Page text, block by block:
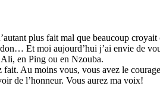
plus fait mal que beaucoup croyait
Et moi aujourd’hui j’ai envie de
en Ping ou en Nzouba.
Au moins vous, vous avez le
de l’honneur. Vous aurez ma voix!